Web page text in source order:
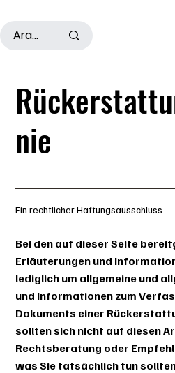
nie
Ein rechtlicher Haftungsausschluss
Bei den auf dieser Seite
Erläuterungen und
lediglich um allgemeine und
und Informationen zum
Dokuments einer
sollten sich nicht auf diesen
Rechtsberatung oder
was Sie tatsächlich tun